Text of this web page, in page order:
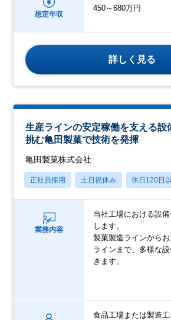
想定年収
450～680万円
詳しく見る
生産ラインの安定稼働を支える設
挑む亀田製菓で技術を発揮
亀田製菓株式会社
正社員採用 土日祝休み 休日120日
業務内容
当社工場における設
します。
製菓製造ラインから
ラインまで、多様な
きます。
食品工場または製造